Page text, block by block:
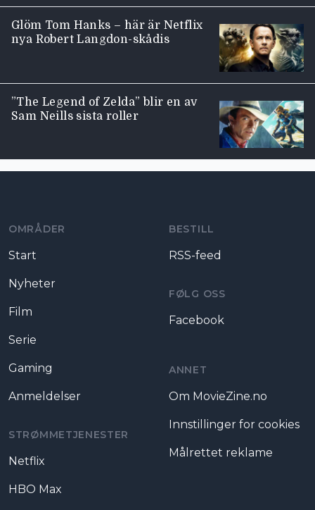
Glöm Tom Hanks – här är Netflix
nya Robert Langdon-skådis
”The Legend of Zelda” blir en av
Sam Neills sista roller
OMRÅDER
Start
Nyheter
Film
Serie
Gaming
Anmeldelser
STRØMMETJENESTER
Netflix
HBO Max
BESTILL
RSS-feed
FØLG OSS
Facebook
ANNET
Om MovieZine.no
Innstillinger for cookies
Målrettet reklame